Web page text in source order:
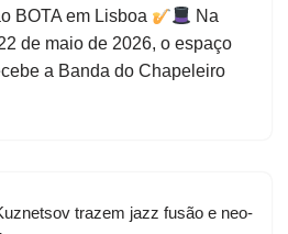
BOTA em Lisboa
Na
de maio de 2026, o espaço
a Banda do Chapeleiro